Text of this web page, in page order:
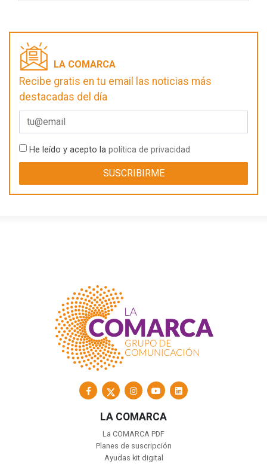
LA COMARCA
Recibe gratis en tu email las noticias más
destacadas del día
He leído y acepto la política de privacidad
LA COMARCA
La COMARCA PDF
Planes de suscripción
Ayudas kit digital